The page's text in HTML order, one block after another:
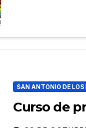
SAN ANTONIO DE LOS
Curso de